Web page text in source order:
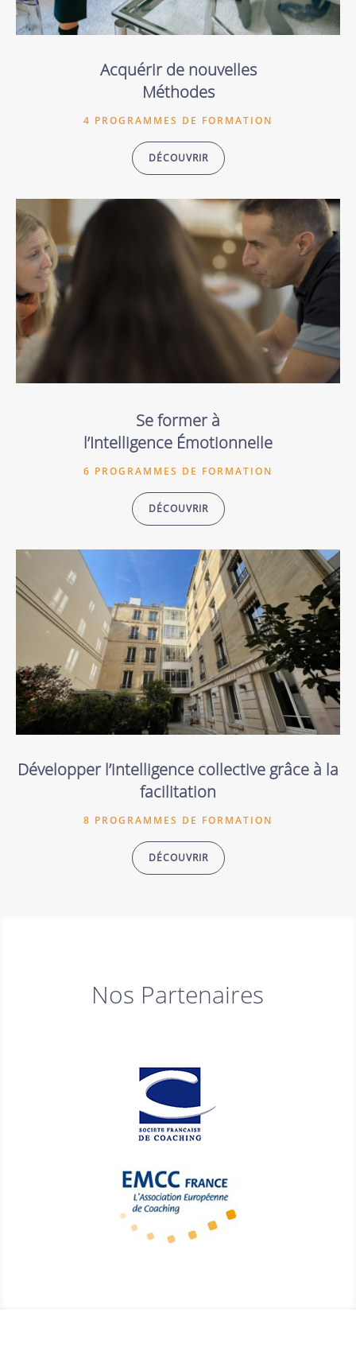
Acquérir de nouvelles
Méthodes
4 PROGRAMMES DE FORMATION
DÉCOUVRIR
Se former à
l’Intelligence Émotionnelle
6 PROGRAMMES DE FORMATION
DÉCOUVRIR
Développer l’intelligence collective grâce à la
facilitation
8 PROGRAMMES DE FORMATION
DÉCOUVRIR
Nos Partenaires